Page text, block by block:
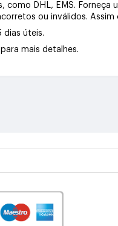
como DHL, EMS.
ou inválidos.
dias úteis.
mais detalhes.